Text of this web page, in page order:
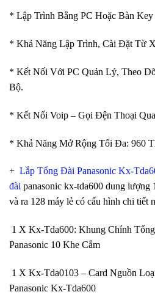
* Lập Trình Bằng PC Hoặc Bàn Key
* Khả Năng Lập Trình, Cài Đặt Từ
* Kết Nối Với PC Quản Lý, Theo
Bộ.
* Kết Nối Voip – Gọi Đện Thoại
* Khả Năng Mở Rộng Tối Đa: 960
+ Lắp Tổng Đài Panasonic Kx-
đài panasonic kx-tda600 dung lượng
và ra 128 máy lẻ có cấu hình chi tiết
1 X Kx-Tda600: Khung Chính
Panasonic 10 Khe Cắm
1 X Kx-Tda0103 – Card Nguồn
Panasonic Kx-Tda600